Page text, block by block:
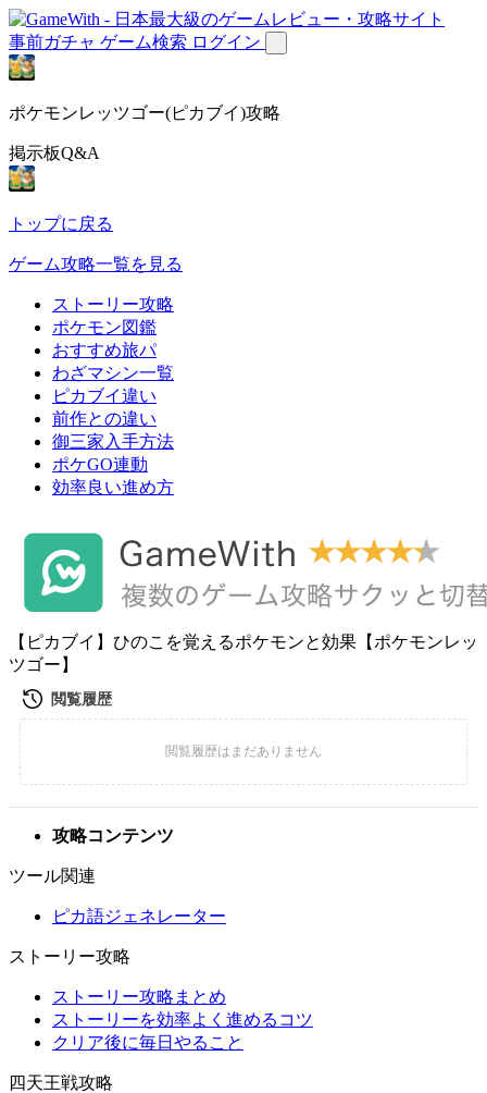
事前ガチャ ゲーム検索 ログイン
ポケモンレッツゴー(ピカブイ)攻略
掲示板Q&A
トップに戻る
ゲーム攻略一覧を見る
ストーリー攻略
ポケモン図鑑
おすすめ旅パ
わざマシン一覧
ピカブイ違い
前作との違い
御三家入手方法
ポケGO連動
効率良い進め方
【ピカブイ】ひのこを覚えるポケモンと効果【ポケモンレッ
ツゴー】
攻略コンテンツ
ツール関連
ピカ語ジェネレーター
ストーリー攻略
ストーリー攻略まとめ
ストーリーを効率よく進めるコツ
クリア後に毎日やること
四天王戦攻略